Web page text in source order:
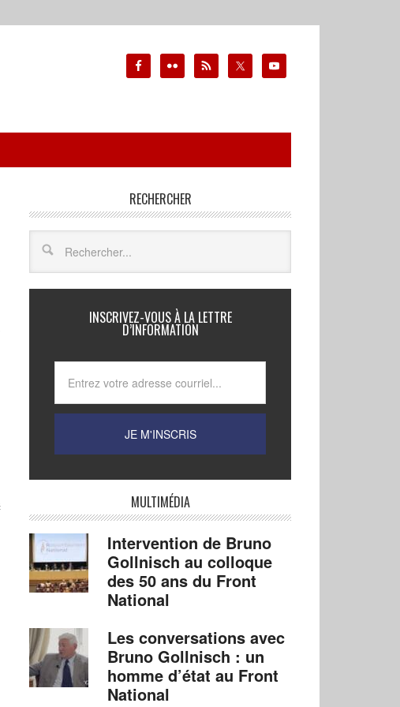
RECHERCHER
INSCRIVEZ-VOUS À LA LETTRE
D’INFORMATION
MULTIMÉDIA
Intervention de Bruno
Gollnisch au colloque
des 50 ans du Front
National
Les conversations avec
Bruno Gollnisch : un
homme d’état au Front
National